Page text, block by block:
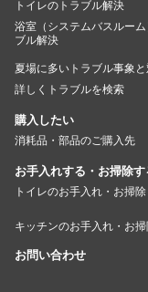
トイレのトラブル解決
浴室（システムバスルーム
ブル解決
夏場に多いトラブル事象
詳しくトラブルを検索
購入したい
消耗品・部品のご購入先
お手入れする・お掃除す
トイレのお手入れ・お掃除
キッチンのお手入れ・お
お問い合わせ